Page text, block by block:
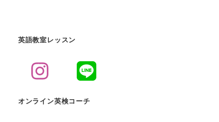
英語教室レッスン
オンライン英検コーチ